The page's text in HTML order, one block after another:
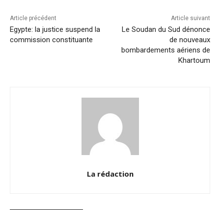
k
Article précédent
Egypte: la justice suspend la
commission constituante
Article suivant
Le Soudan du Sud dénonce
de nouveaux
bombardements aériens de
Khartoum
La rédaction